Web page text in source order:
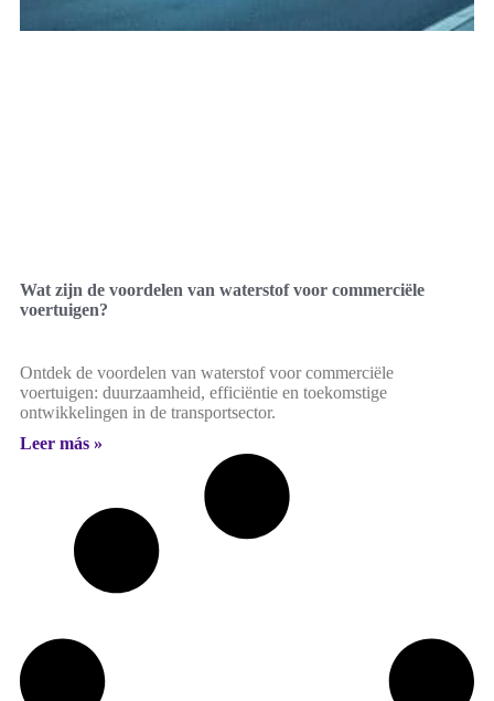
Wat zijn de voordelen van waterstof voor commerciële
voertuigen?
Ontdek de voordelen van waterstof voor commerciële
voertuigen: duurzaamheid, efficiëntie en toekomstige
ontwikkelingen in de transportsector.
Leer más »